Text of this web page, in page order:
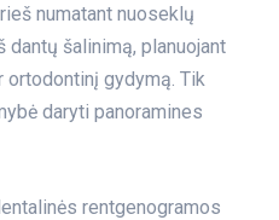
numatant nuoseklų
šalinimą, planuojant
ortodontinį gydymą. Tik
daryti panoramines
rentgenogramos